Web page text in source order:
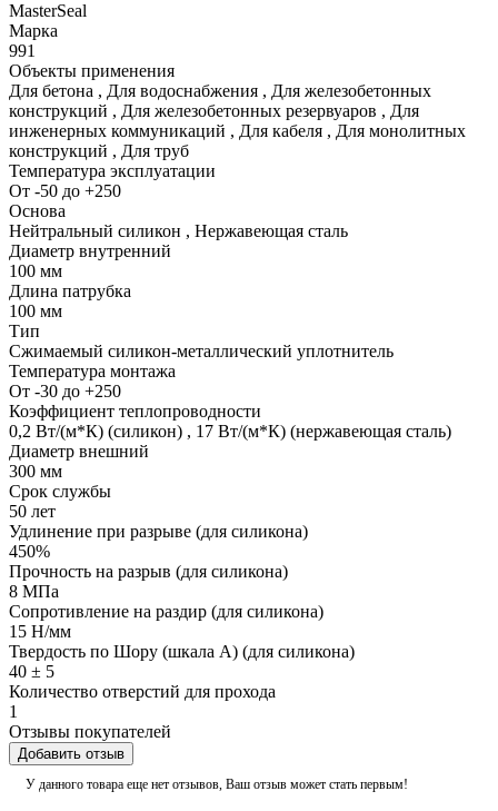
MasterSeal
Марка
991
Объекты применения
Для бетона , Для водоснабжения , Для железобетонных
конструкций , Для железобетонных резервуаров , Для
инженерных коммуникаций , Для кабеля , Для монолитных
конструкций , Для труб
Температура эксплуатации
От -50 до +250
Основа
Нейтральный силикон , Нержавеющая сталь
Диаметр внутренний
100 мм
Длина патрубка
100 мм
Тип
Сжимаемый силикон-металлический уплотнитель
Температура монтажа
От -30 до +250
Коэффициент теплопроводности
0,2 Вт/(м*К) (силикон) , 17 Вт/(м*К) (нержавеющая сталь)
Диаметр внешний
300 мм
Срок службы
50 лет
Удлинение при разрыве (для силикона)
450%
Прочность на разрыв (для силикона)
8 МПа
Сопротивление на раздир (для силикона)
15 Н/мм
Твердость по Шору (шкала А) (для силикона)
40 ± 5
Количество отверстий для прохода
1
Отзывы покупателей
Добавить отзыв
У данного товара еще нет отзывов, Ваш отзыв может стать первым!